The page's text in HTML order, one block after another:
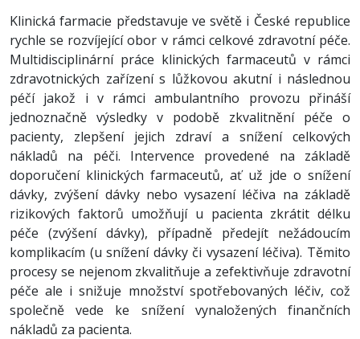
Klinická farmacie představuje ve světě i České republice
rychle se rozvíjející obor v rámci celkové zdravotní péče.
Multidisciplinární práce klinických farmaceutů v rámci
zdravotnických zařízení s lůžkovou akutní i následnou
péčí jakož i v rámci ambulantního provozu přináší
jednoznačně výsledky v podobě zkvalitnění péče o
pacienty, zlepšení jejich zdraví a snížení celkových
nákladů na péči. Intervence provedené na základě
doporučení klinických farmaceutů, ať už jde o snížení
dávky, zvýšení dávky nebo vysazení léčiva na základě
rizikových faktorů umožňují u pacienta zkrátit délku
péče (zvýšení dávky), případně předejít nežádoucím
komplikacím (u snížení dávky či vysazení léčiva). Těmito
procesy se nejenom zkvalitňuje a zefektivňuje zdravotní
péče ale i snižuje množství spotřebovaných léčiv, což
společně vede ke snížení vynaložených finančních
nákladů za pacienta.